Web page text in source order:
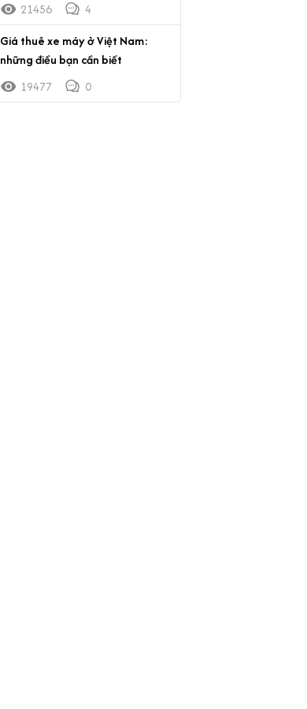
21456
4
Giá thuê xe máy ở Việt Nam:
những điều bạn cần biết
19477
0